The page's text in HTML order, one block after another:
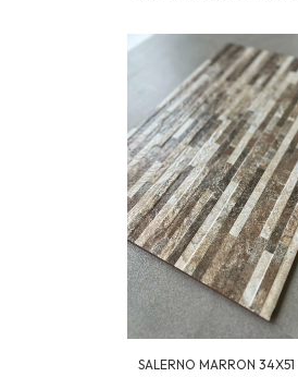
SALERNO MARRON